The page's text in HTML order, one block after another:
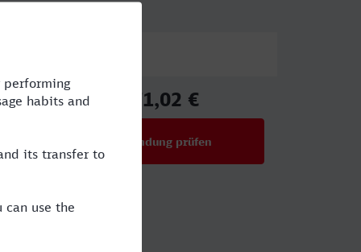
71,02 €
Verbindung prüfen